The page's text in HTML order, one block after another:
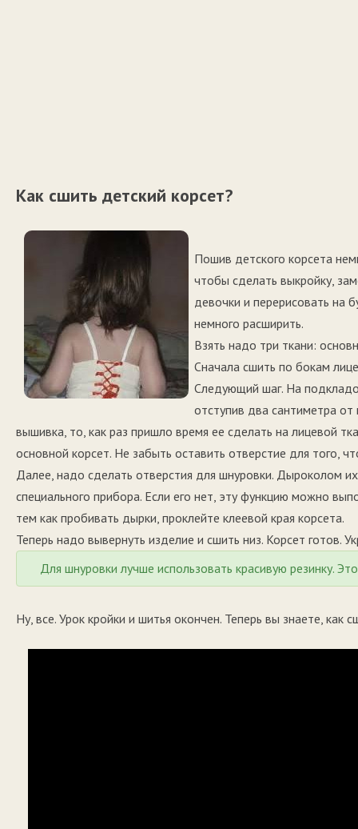
Как сшить детский корсет?
Пошив детского корсета
чтобы сделать выкройку,
девочки и перерисовать на
немного расширить.
Взять надо три ткани:
Сначала сшить по бокам
Следующий шаг. На
отступив два сантиметра
вышивка, то, как раз пришло время ее сделать на лицевой
основной корсет. Не забыть оставить отверстие для того,
Далее, надо сделать отверстия для шнуровки. Дыроколом
специального прибора. Если его нет, эту функцию можно
тем как пробивать дырки, проклейте клеевой края корсета.
Теперь надо вывернуть изделие и сшить низ. Корсет готов.
Для шнуровки лучше использовать красивую резинку.
Ну, все. Урок кройки и шитья окончен. Теперь вы знаете, как